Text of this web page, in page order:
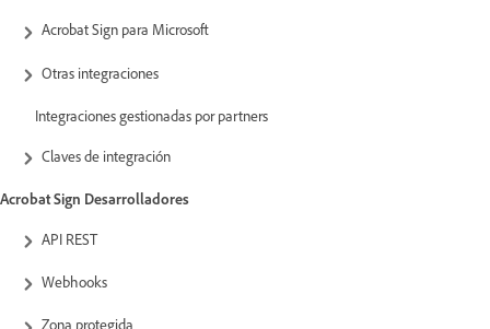
Acrobat Sign para Microsoft
Otras integraciones
Integraciones gestionadas por partners
Claves de integración
Acrobat Sign Desarrolladores
API REST
Webhooks
Zona protegida